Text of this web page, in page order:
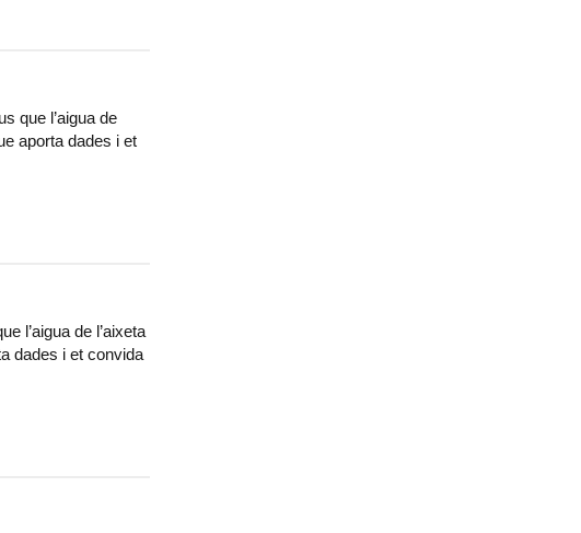
que l’aigua de
aporta dades i et
l’aigua de l’aixeta
dades i et convida